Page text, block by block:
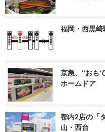
福岡・西黒
京急、“おも
ホームドア
都内2店の「
山・西台